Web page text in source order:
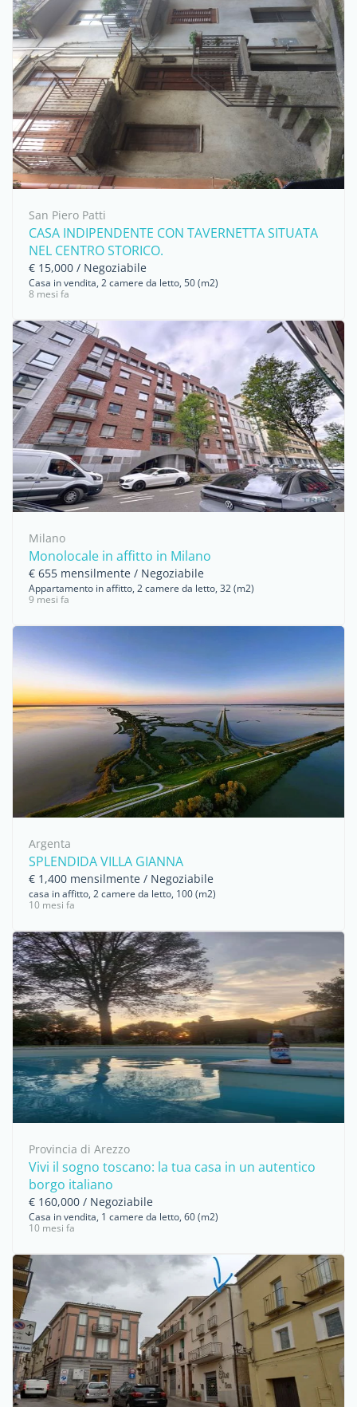
San Piero Patti
CASA INDIPENDENTE CON TAVERNETTA SITUATA
NEL CENTRO STORICO.
€ 15,000 / Negoziabile
Casa in vendita, 2 camere da letto, 50 (m2)
8 mesi fa
Milano
Monolocale in affitto in Milano
€ 655 mensilmente / Negoziabile
Appartamento in affitto, 2 camere da letto, 32 (m2)
9 mesi fa
Argenta
SPLENDIDA VILLA GIANNA
€ 1,400 mensilmente / Negoziabile
casa in affitto, 2 camere da letto, 100 (m2)
10 mesi fa
Provincia di Arezzo
Vivi il sogno toscano: la tua casa in un autentico
borgo italiano
€ 160,000 / Negoziabile
Casa in vendita, 1 camere da letto, 60 (m2)
10 mesi fa